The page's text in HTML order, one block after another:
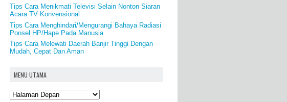
Tips Cara Menikmati Televisi Selain Nonton Siaran
Acara TV Konvensional
Tips Cara Menghindari/Mengurangi Bahaya Radiasi
Ponsel HP/Hape Pada Manusia
Tips Cara Melewati Daerah Banjir Tinggi Dengan
Mudah, Cepat Dan Aman
MENU UTAMA